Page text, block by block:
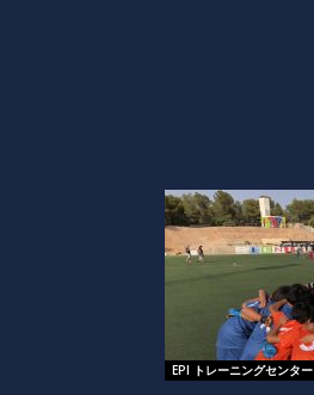
EPI トレーニングセンター